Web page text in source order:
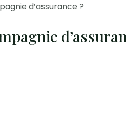
d’assurance ?